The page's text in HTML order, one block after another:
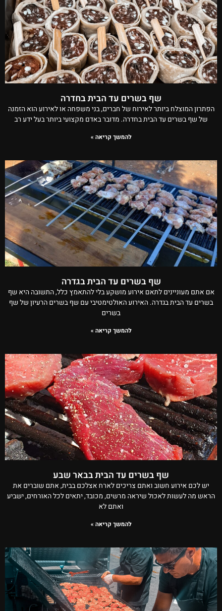
שף בשרים עד הבית בחדרה
הפתרון המוצלח ביותר לאירוח של חברים, בני משפחה או לאירוע הוא הזמנה
של שף בשרים עד הבית בחדרה. מדובר באדם מקצועי ביותר בעל ידע רב
להמשך קריאה »
שף בשרים עד הבית בגדרה
אם אתם מעוניינים לתאם אירוע מושקע בלי להתאמץ כלל, התשובה היא שף
בשרים עד הבית בגדרה. האירוע האולטימטיבי עם שף בשרים הרעיון של שף
בשרים
להמשך קריאה »
שף בשרים עד הבית בבאר שבע
יש לכם אירוע חשוב ואתם צריכים לארח אצלכם בבית, אתם שוברים את
הראש מה לעשות לאכול שיראה מרשים, מכובד, יתאים לכל האורחים, ישביע
ואתם לא
להמשך קריאה »